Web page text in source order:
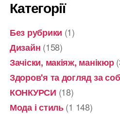
Категорії
Без рубрики (1)
Дизайн (158)
Зачіски, макіяж, манікюр
Здоров'я та догляд за
КОНКУРСИ (18)
Мода і стиль(1 148)